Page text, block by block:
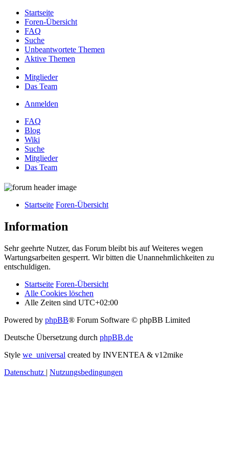
Startseite
Foren-Übersicht
FAQ
Suche
Unbeantwortete Themen
Aktive Themen
Mitglieder
Das Team
Anmelden
FAQ
Blog
Wiki
Suche
Mitglieder
Das Team
Startseite Foren-Übersicht
Information
Sehr geehrte Nutzer, das Forum bleibt bis auf Weiteres wegen
Wartungsarbeiten gesperrt. Wir bitten die Unannehmlichkeiten zu
entschuldigen.
Startseite Foren-Übersicht
Alle Cookies löschen
Alle Zeiten sind UTC+02:00
Powered by phpBB® Forum Software © phpBB Limited
Deutsche Übersetzung durch phpBB.de
Style we_universal created by INVENTEA & v12mike
Datenschutz | Nutzungsbedingungen